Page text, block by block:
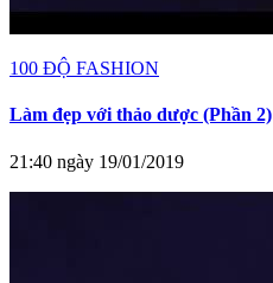
100 ĐỘ FASHION
Làm đẹp với thảo dược (Phần 2)
21:40 ngày 19/01/2019